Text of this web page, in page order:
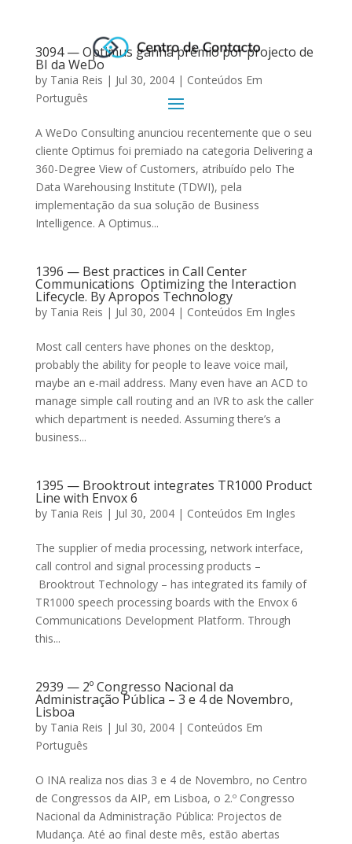
3094 — Optimus ganha prémio por projecto de
BI da WeDo
by Tania Reis | Jul 30, 2004| Conteúdos Em
Português
A WeDo Consulting anunciou recentemente que o seu
cliente Optimus foi premiado na categoria Delivering a
360-Degree View of Customers, atribuído pelo The
Data Warehousing Institute (TDWI), pela
implementação da sua solução de Business
Intelligence. A Optimus...
1396 — Best practices in Call Center
Communications  Optimizing the Interaction
Lifecycle. By Apropos Technology
by Tania Reis | Jul 30, 2004| Conteúdos Em Ingles
Most call centers have phones on the desktop,
probably the ability for people to leave voice mail,
maybe an e-mail address. Many even have an ACD to
manage simple call routing and an IVR to ask the caller
which department is needed. Assuming there’s a
business...
1395 — Brooktrout integrates TR1000 Product
Line with Envox 6
by Tania Reis | Jul 30, 2004| Conteúdos Em Ingles
The supplier of media processing, network interface,
call control and signal processing products –
Brooktrout Technology – has integrated its family of
TR1000 speech processing boards with the Envox 6
Communications Development Platform. Through
this...
2939 — 2º Congresso Nacional da
Administração Pública – 3 e 4 de Novembro,
Lisboa
by Tania Reis | Jul 30, 2004| Conteúdos Em
Português
O INA realiza nos dias 3 e 4 de Novembro, no Centro
de Congressos da AIP, em Lisboa, o 2.º Congresso
Nacional da Administração Pública: Projectos de
Mudança. Até ao final deste mês, estão abertas